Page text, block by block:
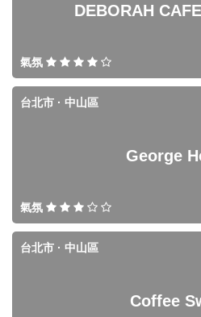
DEBORAH
氣氛
George
台北市 · 中山區
氣氛
Coffee
台北市 · 中山區